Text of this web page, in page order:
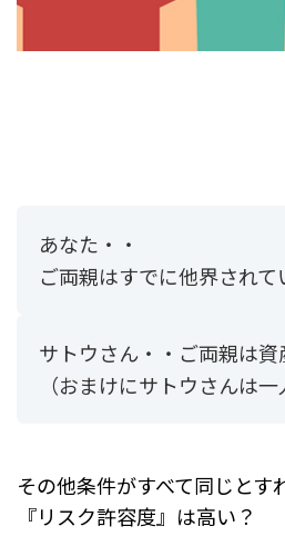
あなた・・
ご両親はすでに他界されて
サトウさん・・ご両親は資
（おまけにサトウさんは一
その他条件がすべて同じとす
『リスク許容度』は高い？